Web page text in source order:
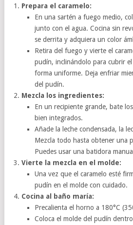
Prepara el caramelo:
En una sartén a fuego medio,
junto con el agua. Cocina sin
se derrita y adquiera un color
Retira del fuego y vierte el
pudín, inclinándolo para cubrir
forma uniforme. Deja enfriar
del pudín.
Mezcla los ingredientes:
En un recipiente grande, bate
bien integrados.
Añade la leche condensada, la
Mezcla todo hasta obtener una
Puedes usar una batidora
Vierte la mezcla en el molde:
Una vez que el caramelo esté
pudín en el molde con cuidado.
Cocina al baño maría:
Precalienta el horno a 180°C
Coloca el molde del pudín